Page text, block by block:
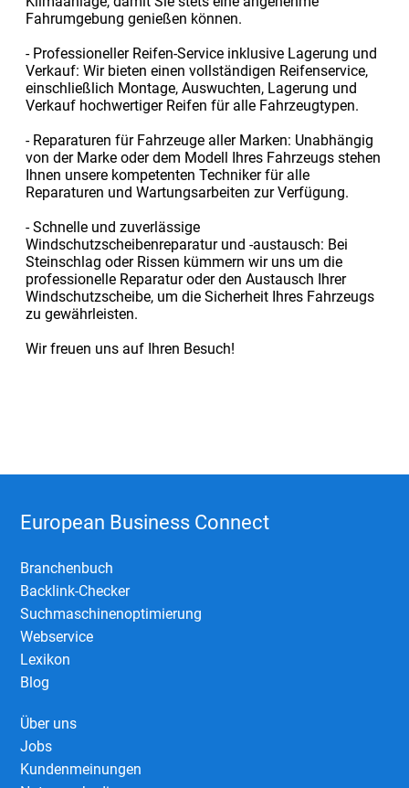
Fahrumgebung genießen können.
- Professioneller Reifen-Service inklusive Lagerung und
Verkauf: Wir bieten einen vollständigen Reifenservice,
einschließlich Montage, Auswuchten, Lagerung und
Verkauf hochwertiger Reifen für alle Fahrzeugtypen.
- Reparaturen für Fahrzeuge aller Marken: Unabhängig
von der Marke oder dem Modell Ihres Fahrzeugs stehen
Ihnen unsere kompetenten Techniker für alle
Reparaturen und Wartungsarbeiten zur Verfügung.
- Schnelle und zuverlässige
Windschutzscheibenreparatur und -austausch: Bei
Steinschlag oder Rissen kümmern wir uns um die
professionelle Reparatur oder den Austausch Ihrer
Windschutzscheibe, um die Sicherheit Ihres Fahrzeugs
zu gewährleisten.
Wir freuen uns auf Ihren Besuch!
European Business Connect
Branchenbuch
Backlink-Checker
Suchmaschinenoptimierung
Webservice
Lexikon
Blog
Über uns
Jobs
Kundenmeinungen